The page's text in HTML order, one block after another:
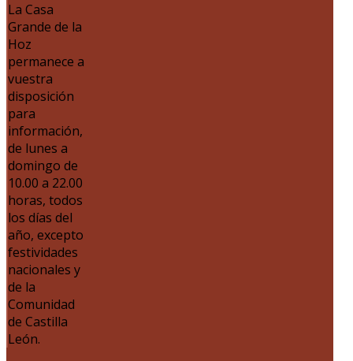
La Casa
Grande de la
Hoz
permanece a
vuestra
disposición
para
información,
de lunes a
domingo de
10.00 a 22.00
horas, todos
los días del
año, excepto
festividades
nacionales y
de la
Comunidad
de Castilla
León.